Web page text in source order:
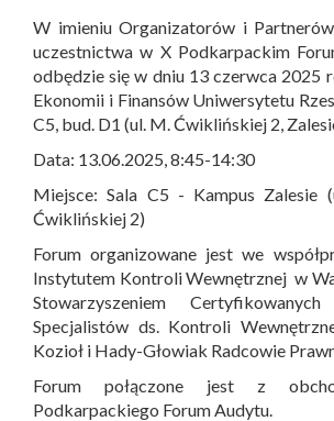
W imieniu Organizatorów i
uczestnictwa w X Podkarpackim
odbędzie się w dniu 13 czerwca 2025
Ekonomii i Finansów Uniwersytetu
C5, bud. D1 (ul. M. Ćwiklińskiej 2,
Data: 13.06.2025, 8:45-14:30
Miejsce: Sala C5 - Kampus Zalesie
Ćwiklińskiej 2)
Forum organizowane jest we
Instytutem Kontroli Wewnętrznej w
Stowarzyszeniem
Specjalistów ds. Kontroli
Kozioł i Hady-Głowiak Radcowie
Forum połączone jest z
Podkarpackiego Forum Audytu.